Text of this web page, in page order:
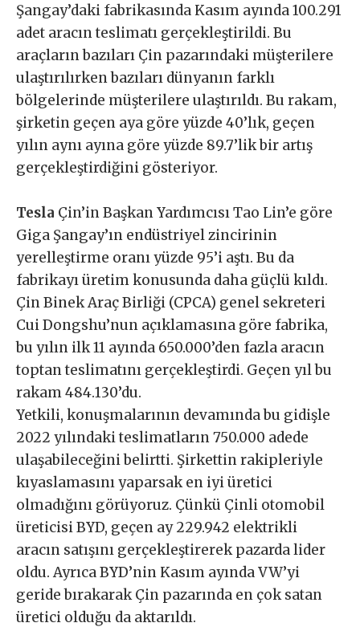
Şangay’daki fabrikasında Kasım ayında 100.291
adet aracın teslimatı gerçekleştirildi. Bu
araçların bazıları Çin pazarındaki müşterilere
ulaştırılırken bazıları dünyanın farklı
bölgelerinde müşterilere ulaştırıldı. Bu rakam,
şirketin geçen aya göre yüzde 40’lık, geçen
yılın aynı ayına göre yüzde 89.7’lik bir artış
gerçekleştirdiğini gösteriyor.
Tesla Çin’in Başkan Yardımcısı Tao Lin’e göre
Giga Şangay’ın endüstriyel zincirinin
yerelleştirme oranı yüzde 95’i aştı. Bu da
fabrikayı üretim konusunda daha güçlü kıldı.
Çin Binek Araç Birliği (CPCA) genel sekreteri
Cui Dongshu’nun açıklamasına göre fabrika,
bu yılın ilk 11 ayında 650.000’den fazla aracın
toptan teslimatını gerçekleştirdi. Geçen yıl bu
rakam 484.130’du.
Yetkili, konuşmalarının devamında bu gidişle
2022 yılındaki teslimatların 750.000 adede
ulaşabileceğini belirtti. Şirkettin rakipleriyle
kıyaslamasını yaparsak en iyi üretici
olmadığını görüyoruz. Çünkü Çinli otomobil
üreticisi BYD, geçen ay 229.942 elektrikli
aracın satışını gerçekleştirerek pazarda lider
oldu. Ayrıca BYD’nin Kasım ayında VW’yi
geride bırakarak Çin pazarında en çok satan
üretici olduğu da aktarıldı.